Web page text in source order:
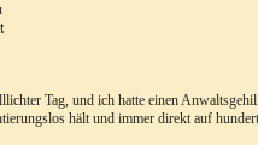
Tag, und ich hatte einen
hält und immer direkt auf